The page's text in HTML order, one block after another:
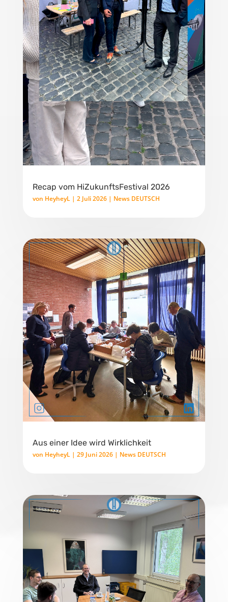
Recap vom HiZukunftsFestival 2026
von HeyheyL| 2 Juli 2026| News DEUTSCH
Aus einer Idee wird Wirklichkeit
von HeyheyL| 29 Juni 2026| News DEUTSCH